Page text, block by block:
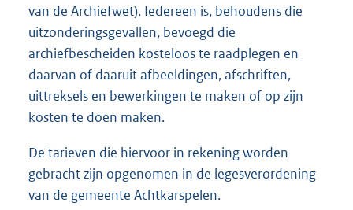
van de Archiefwet). Iedereen is, behoudens die
uitzonderingsgevallen, bevoegd die
archiefbescheiden kosteloos te raadplegen en
daarvan of daaruit afbeeldingen, afschriften,
uittreksels en bewerkingen te maken of op zijn
kosten te doen maken.
De tarieven die hiervoor in rekening worden
gebracht zijn opgenomen in de legesverordening
van de gemeente Achtkarspelen.